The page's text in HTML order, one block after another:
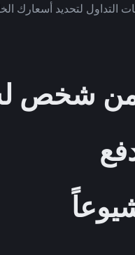
التداول لتحديد أسعارك
من